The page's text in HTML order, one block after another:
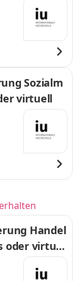
Sozialm
virtuell
Handel
oder virtuel